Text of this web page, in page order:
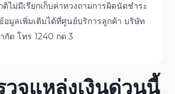
ไม่มีเรียกเก็บค่าทวงถามการผิดนัดชำระ
อมูลเพิ่มเติมได้ที่ศูนย์บริการลูกค้า บริษัท
กัด โทร 1240 กด 3
จแหล่งเงินด่วนนี้